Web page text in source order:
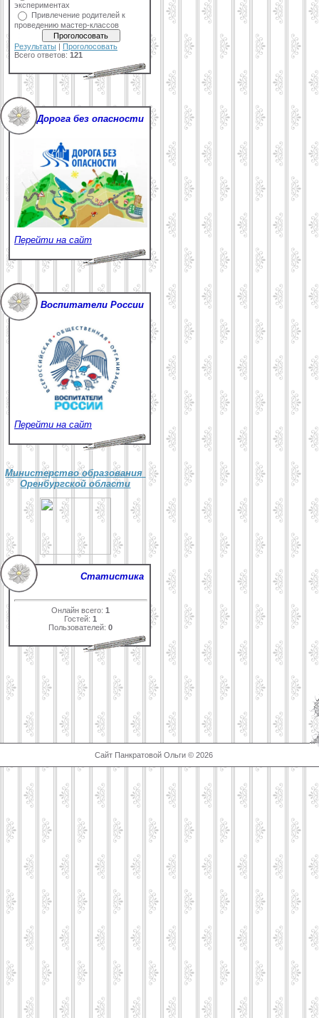
экспериментах
Привлечение родителей к
проведению мастер-классов
Результаты | Проголосовать
Всего ответов: 121
Дорога без опасности
Перейти на сайт
Воспитатели России
Перейти на сайт
Министерство образования
Оренбургской области
Статистика
Онлайн всего:1
Гостей:1
Пользователей:0
Сайт Панкратовой Ольги © 2026